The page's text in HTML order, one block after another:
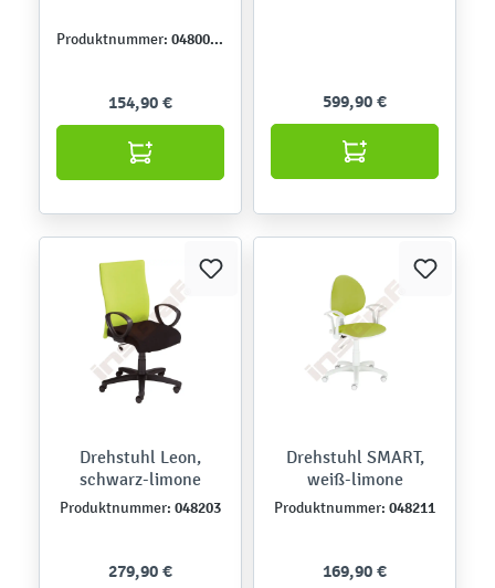
Produktnummer: 048001-1
154,90 € 599,90 €
Drehstuhl Leon,
schwarz-limone
Produktnummer: 048203
279,90 €
Drehstuhl SMART,
weiß-limone
Produktnummer: 048211
169,90 €